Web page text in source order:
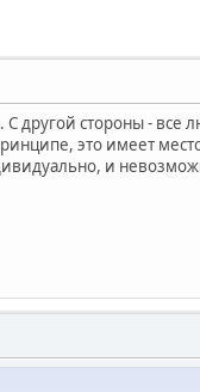
другой стороны -
это имеет
и